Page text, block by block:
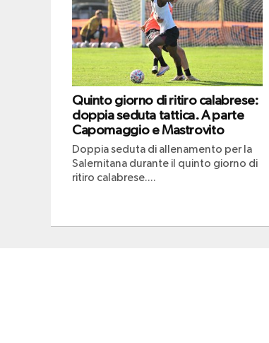
Quinto giorno di ritiro calabrese:
doppia seduta tattica. A parte
Capomaggio e Mastrovito
Doppia seduta di allenamento per la
Salernitana durante il quinto giorno di
ritiro calabrese....